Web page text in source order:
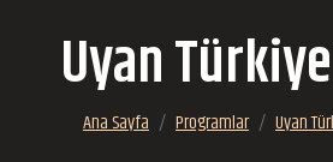
Uyan
Ana Sayfa Programlar Uyan